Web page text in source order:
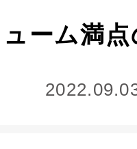
ーム満